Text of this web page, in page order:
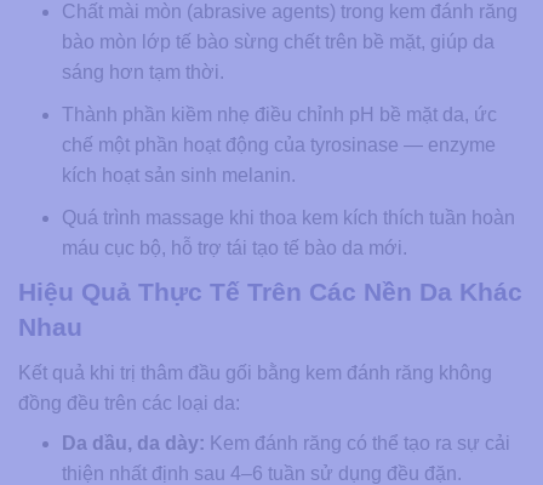
Chất mài mòn (abrasive agents) trong kem đánh răng
bào mòn lớp tế bào sừng chết trên bề mặt, giúp da
sáng hơn tạm thời.
Thành phần kiềm nhẹ điều chỉnh pH bề mặt da, ức
chế một phần hoạt động của tyrosinase — enzyme
kích hoạt sản sinh melanin.
Quá trình massage khi thoa kem kích thích tuần hoàn
máu cục bộ, hỗ trợ tái tạo tế bào da mới.
Hiệu Quả Thực Tế Trên Các Nền Da Khác
Nhau
Kết quả khi trị thâm đầu gối bằng kem đánh răng không
đồng đều trên các loại da:
Da dầu, da dày: Kem đánh răng có thể tạo ra sự cải
thiện nhất định sau 4–6 tuần sử dụng đều đặn.